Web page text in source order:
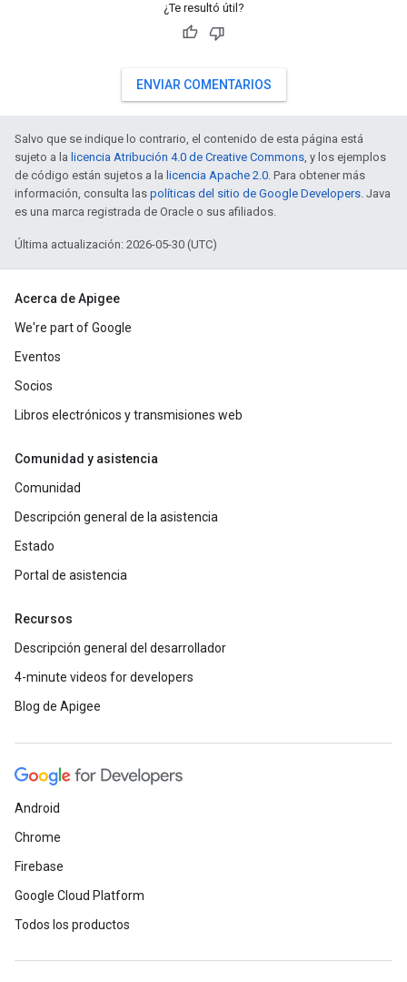
¿Te resultó útil?
ENVIAR COMENTARIOS
Salvo que se indique lo contrario, el contenido de esta página está
sujeto a la licencia Atribución 4.0 de Creative Commons, y los ejemplos
de código están sujetos a la licencia Apache 2.0. Para obtener más
información, consulta las políticas del sitio de Google Developers. Java
es una marca registrada de Oracle o sus afiliados.
Última actualización: 2026-05-30 (UTC)
Acerca de Apigee
We're part of Google
Eventos
Socios
Libros electrónicos y transmisiones web
Comunidad y asistencia
Comunidad
Descripción general de la asistencia
Estado
Portal de asistencia
Recursos
Descripción general del desarrollador
4-minute videos for developers
Blog de Apigee
Android
Chrome
Firebase
Google Cloud Platform
Todos los productos